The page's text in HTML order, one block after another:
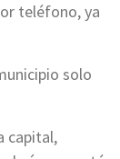
teléfono, ya
solo
capital,